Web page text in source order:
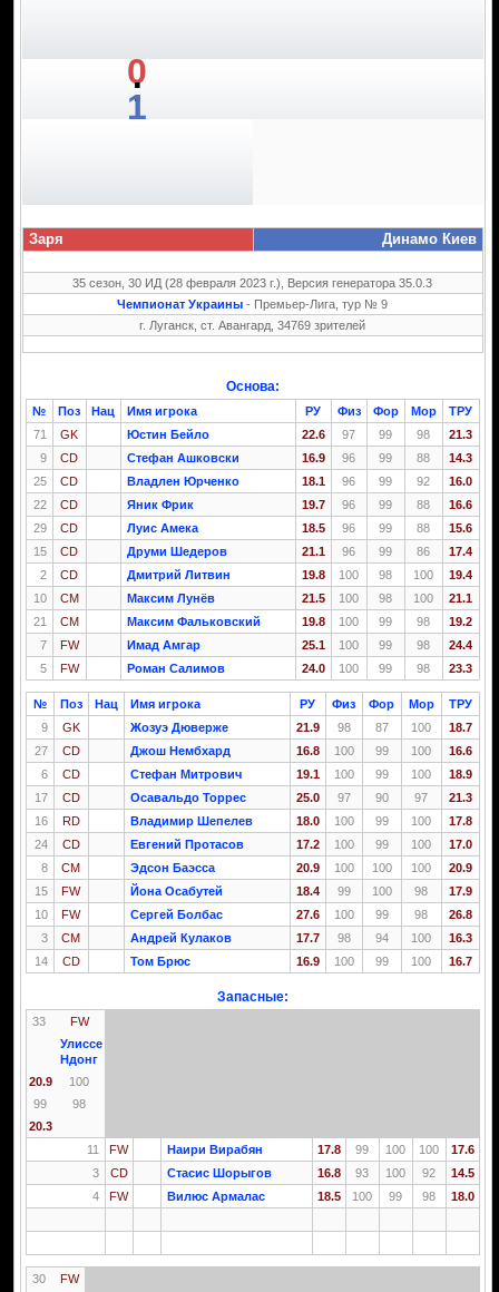
0
:
1
Заря Динамо Киев
35 сезон, 30 ИД (28 февраля 2023 г.), Версия генератора 35.0.3
Чемпионат Украины - Премьер-Лига, тур № 9
г. Луганск, ст. Авангард, 34769 зрителей
Основа:
№ Поз Нац Имя игрока РУ Физ Фор Мор
ТРУ
71
GK Юстин Бейло 22.6 97 99 98
21.3
9
CD Стефан Ашковски 16.9 96 99 88
14.3
25
CD Владлен Юрченко 18.1 96 99 92
16.0
22
CD Яник Фрик 19.7 96 99 88
16.6
29
CD Луис Амека 18.5 96 99 88
15.6
15
CD Друми Шедеров 21.1 96 99 86
17.4
2
CD Дмитрий Литвин 19.8 100 98 100
19.4
10
CM Максим Лунёв 21.5 100 98 100
21.1
21
CM Максим Фальковский 19.8 100 99 98
19.2
7
FW Имад Амгар 25.1 100 99 98
24.4
5
FW Роман Салимов 24.0 100 99 98 23.3
№ Поз Нац Имя игрока РУ Физ Фор Мор
ТРУ
9
GK Жозуэ Дюверже 21.9 98 87 100
18.7
27
CD Джош Нембхард 16.8 100 99 100
16.6
6
CD Стефан Митрович 19.1 100 99 100
18.9
17
CD Осавальдо Торрес 25.0 97 90 97
21.3
16
RD Владимир Шепелев 18.0 100 99 100
17.8
24
CD Евгений Протасов 17.2 100 99 100
17.0
8
CM Эдсон Баэсса 20.9 100 100 100
20.9
15
FW Йона Осабутей 18.4 99 100 98
17.9
10
FW Сергей Болбас 27.6 100 99 98
26.8
3
CM Андрей Кулаков 17.7 98 94 100
16.3
14
CD Том Брюс 16.9 100 99 100 16.7
Запасные:
33
FW
Улиссе
Ндонг
20.9
100
99
98
20.3
11
FW Наири Вирабян 17.8 99 100 100
17.6
3
CD Стасис Шорыгов 16.8 93 100 92
14.5
4
FW Вилюс Армалас 18.5 100 99 98 18.0
30
FW